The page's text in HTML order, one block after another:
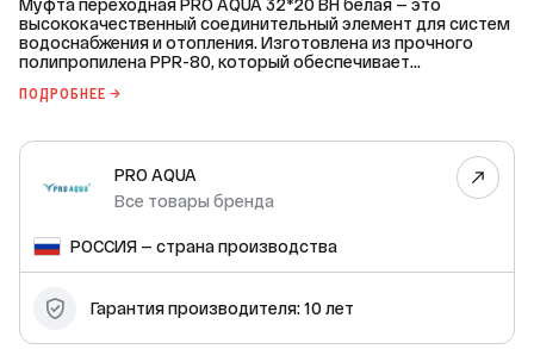
Муфта переходная PRO AQUA 32*20 ВН белая — это
высококачественный соединительный элемент для систем
водоснабжения и отопления. Изготовлена из прочного
полипропилена PPR-80, который обеспечивает
характеристики: * диаметр: 32 / 20 мм; * свариваемые
полипропилен PPR-80; * цвет: белый; * рабочее давление
(PN): 25 bar; * максимальная температура рабочей среды:
+95 °C; * минимальная температура хранения: -30 °С; *
температура плавления: >146 °С; * ГОСТ или ТУ: 32415-2013;
* группа горючести: Г4; * настроечная рабочая
температура сварочного аппарата: +260 °C; * срок службы:
50 лет; * гарантия производителя: 10 лет. Муфта
переходная PRO AQUA идеально подходит для создания
отопления. Она проста в установке и обеспечивает
ПОДРОБНЕЕ →
PRO AQUA
Все товары бренда
РОССИЯ — страна производства
Гарантия производителя: 10 лет